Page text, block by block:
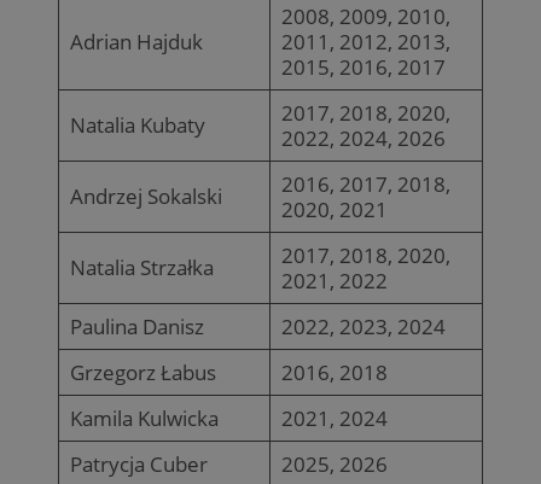
Adrian Hajduk
2008, 2009, 2010,
2011, 2012, 2013,
2015, 2016, 2017
Natalia Kubaty
2017, 2018, 2020,
2022, 2024, 2026
Andrzej Sokalski
2016, 2017, 2018,
2020, 2021
Natalia Strzałka
2017, 2018, 2020,
2021, 2022
Paulina Danisz
2022, 2023, 2024
Grzegorz Łabus
2016, 2018
Kamila Kulwicka
2021, 2024
Patrycja Cuber
2025, 2026